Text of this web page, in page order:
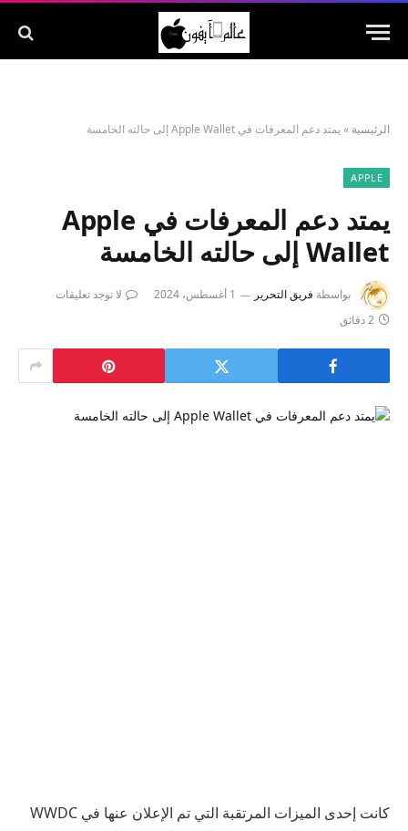
الرئيسية »يمتد دعم المعرفات في Apple Wallet إلى حالته الخامسة
APPLE
يمتد دعم المعرفات في Apple
Wallet إلى حالته الخامسة
بواسطة فريق التحرير 1 أغسطس، 2024
لا توجد تعليقات
2 دقائق
كانت إحدى الميزات المرتقبة التي تم الإعلان عنها في WWDC